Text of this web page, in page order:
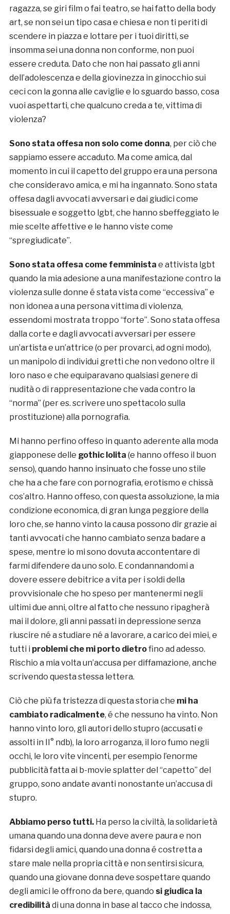
ragazza, se giri film o fai teatro, se hai fatto della body
art, se non sei un tipo casa e chiesa e non ti periti di
scendere in piazza e lottare per i tuoi diritti, se
insomma sei una donna non conforme, non puoi
essere creduta. Dato che non hai passato gli anni
dell’adolescenza e della giovinezza in ginocchio sui
ceci con la gonna alle caviglie e lo sguardo basso, cosa
vuoi aspettarti, che qualcuno creda a te, vittima di
violenza?
Sono stata offesa non solo come donna, per ciò che
sappiamo essere accaduto. Ma come amica, dal
momento in cui il capetto del gruppo era una persona
che consideravo amica, e mi ha ingannato. Sono stata
offesa dagli avvocati avversari e dai giudici come
bisessuale e soggetto lgbt, che hanno sbeffeggiato le
mie scelte affettive e le hanno viste come
“spregiudicate”.
Sono stata offesa come femminista e attivista lgbt
quando la mia adesione a una manifestazione contro la
violenza sulle donne é stata vista come “eccessiva” e
non idonea a una persona vittima di violenza,
essendomi mostrata troppo “forte”. Sono stata offesa
dalla corte e dagli avvocati avversari per essere
un’artista e un’attrice (o per provarci, ad ogni modo),
un manipolo di individui gretti che non vedono oltre il
loro naso e che equiparavano qualsiasi genere di
nudità o di rappresentazione che vada contro la
“norma” (per es. scrivere uno spettacolo sulla
prostituzione) alla pornografia.
Mi hanno perfino offeso in quanto aderente alla moda
giapponese delle gothic lolita (e hanno offeso il buon
senso), quando hanno insinuato che fosse uno stile
che ha a che fare con pornografia, erotismo e chissà
cos’altro. Hanno offeso, con questa assoluzione, la mia
condizione economica, di gran lunga peggiore della
loro che, se hanno vinto la causa possono dir grazie ai
tanti avvocati che hanno cambiato senza badare a
spese, mentre io mi sono dovuta accontentare di
farmi difendere da uno solo. E condannandomi a
dovere essere debitrice a vita per i soldi della
provvisionale che ho speso per mantenermi negli
ultimi due anni, oltre al fatto che nessuno ripagherà
mai il dolore, gli anni passati in depressione senza
riuscire né a studiare né a lavorare, a carico dei miei, e
tutti i problemi che mi porto dietrofino ad adesso.
Rischio a mia volta un’accusa per diffamazione, anche
scrivendo questa stessa lettera.
Ciò che più fa tristezza di questa storia che mi ha
cambiato radicalmente, é che nessuno ha vinto. Non
hanno vinto loro, gli autori dello stupro (accusati e
assolti in II° ndb), la loro arroganza, il loro fumo negli
occhi, le loro vite vincenti, per esempio l’enorme
pubblicità fatta ai b-movie splatter del “capetto” del
gruppo, sono andate avanti nonostante un’accusa di
stupro.
Abbiamo perso tutti.Ha perso la civiltà, la solidarietà
umana quando una donna deve avere paura e non
fidarsi degli amici, quando una donna é costretta a
stare male nella propria città e non sentirsi sicura,
quando una giovane donna deve sospettare quando
degli amici le offrono da bere, quando si giudica la
credibilità di una donna in base al tacco che indossa,